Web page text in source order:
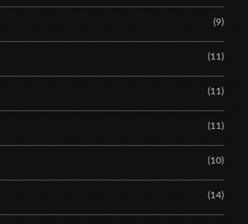
(9)
(11)
(11)
(11)
(10)
(14)